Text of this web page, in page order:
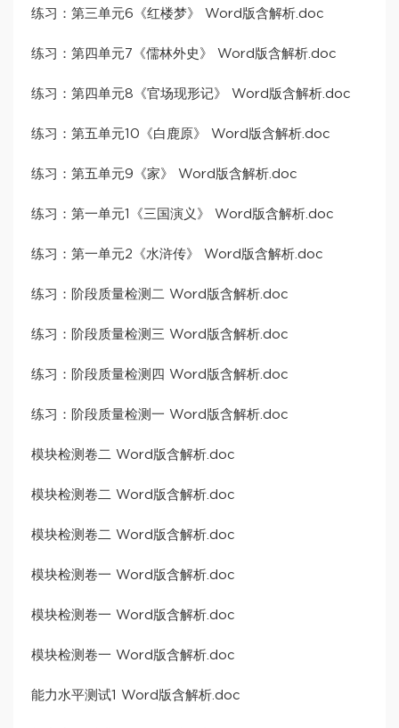
练习：第三单元6《红楼梦》 Word版含解析.doc
练习：第四单元7《儒林外史》 Word版含解析.doc
练习：第四单元8《官场现形记》 Word版含解析.doc
练习：第五单元10《白鹿原》 Word版含解析.doc
练习：第五单元9《家》 Word版含解析.doc
练习：第一单元1《三国演义》 Word版含解析.doc
练习：第一单元2《水浒传》 Word版含解析.doc
练习：阶段质量检测二 Word版含解析.doc
练习：阶段质量检测三 Word版含解析.doc
练习：阶段质量检测四 Word版含解析.doc
练习：阶段质量检测一 Word版含解析.doc
模块检测卷二 Word版含解析.doc
模块检测卷二 Word版含解析.doc
模块检测卷二 Word版含解析.doc
模块检测卷一 Word版含解析.doc
模块检测卷一 Word版含解析.doc
模块检测卷一 Word版含解析.doc
能力水平测试1 Word版含解析.doc